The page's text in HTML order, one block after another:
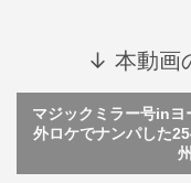
↓ 本動画
マジックミラー号in
外ロケでナンパした